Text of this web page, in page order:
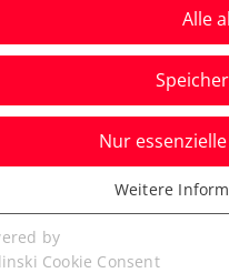
Alle
Nur
Cookies werden für
benötigt. Dadurch ist
Weitere
by
Cookie Consent